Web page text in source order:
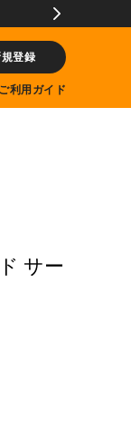
登録
ご利用ガイド
サー